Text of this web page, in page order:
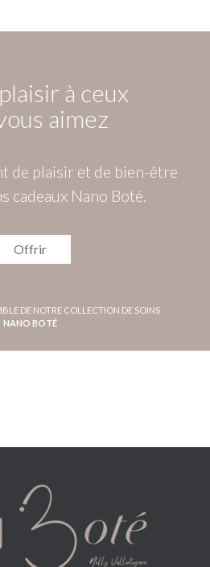
à ceux
aimez
de plaisir et de bien-être
cadeaux Nano Boté.
Offrir
DE NOTRE COLLECTION DE SOINS
NANO BOTÉ